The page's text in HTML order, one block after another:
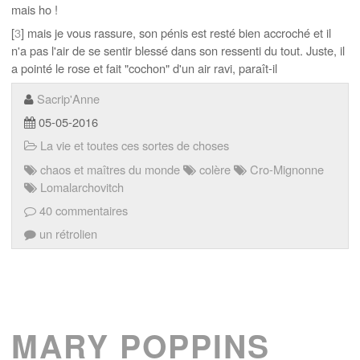
mais ho !
[3] mais je vous rassure, son pénis est resté bien accroché et il
n'a pas l'air de se sentir blessé dans son ressenti du tout. Juste, il
a pointé le rose et fait "cochon" d'un air ravi, paraît-il
Sacrip'Anne
05-05-2016
La vie et toutes ces sortes de choses
chaos et maîtres du monde
colère
Cro-Mignonne
Lomalarchovitch
40 commentaires
un rétrolien
MARY POPPINS